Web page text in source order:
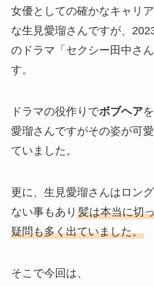
女優としての確かなキャリ
な生見愛瑠さんですが、
のドラマ「セクシー田中さ
す。
ドラマの役作りでボブヘア
愛瑠さんですがその姿が可
ていました。
更に、生見愛瑠さんはロン
ない事もあり 髪は本当に切
疑問も多く出ていました。
そこで今回は、